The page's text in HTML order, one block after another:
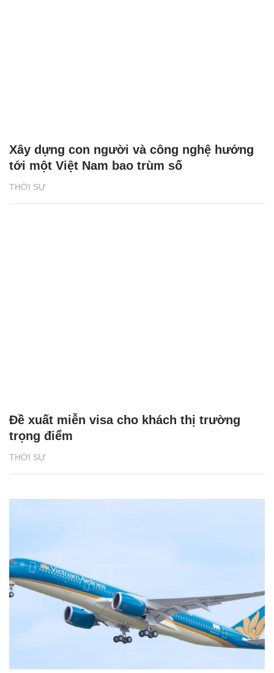
THỜI SỰ
Xây dựng con người và công nghệ hướng
tới một Việt Nam bao trùm số
THỜI SỰ
Đề xuất miễn visa cho khách thị trường
trọng điểm